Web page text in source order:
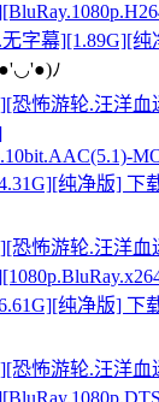
字幕][1.89G][纯
ﾉ
恐怖游轮.汪洋血
纯净版] 下
恐怖游轮.汪洋血
纯净版] 下
恐怖游轮.汪洋血